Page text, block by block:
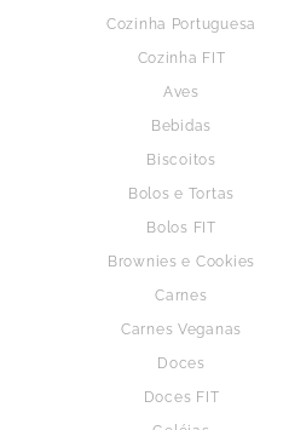
Cozinha Portuguesa
Cozinha FIT
Aves
Bebidas
Biscoitos
Bolos e Tortas
Bolos FIT
Brownies e Cookies
Carnes
Carnes Veganas
Doces
Doces FIT